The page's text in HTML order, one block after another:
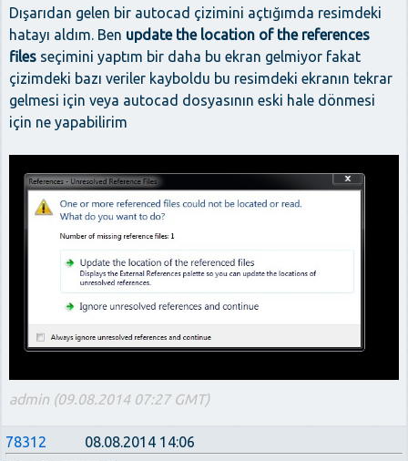
Dışarıdan gelen bir autocad çizimini açtığımda resimdeki
hatayı aldım. Ben update the location of the references
files seçimini yaptım bir daha bu ekran gelmiyor fakat
çizimdeki bazı veriler kayboldu bu resimdeki ekranın tekrar
gelmesi için veya autocad dosyasının eski hale dönmesi
için ne yapabilirim
admin (09.08.2014 07:27 GMT)
78312 08.08.2014 14:06